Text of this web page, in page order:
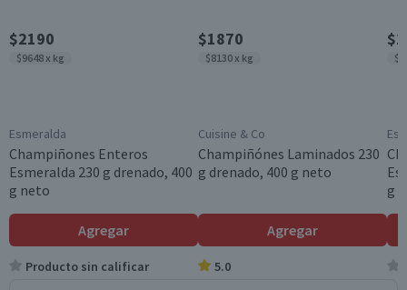
$2190
$9648 x kg
Esmeralda
Champiñones Enteros
Esmeralda 230 g drenado, 400
g neto
Agregar
Producto sin calificar
$1870
$8130 x kg
Cuisine & Co
Champiñónes Laminados 230
g drenado, 400 g neto
Agregar
5.0
g